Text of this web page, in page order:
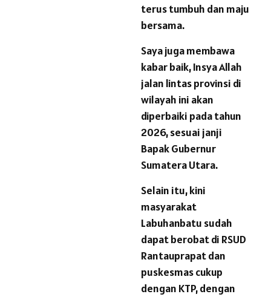
terus tumbuh dan maju
bersama.
Saya juga membawa
kabar baik, Insya Allah
jalan lintas provinsi di
wilayah ini akan
diperbaiki pada tahun
2026, sesuai janji
Bapak Gubernur
Sumatera Utara.
Selain itu, kini
masyarakat
Labuhanbatu sudah
dapat berobat di RSUD
Rantauprapat dan
puskesmas cukup
dengan KTP, dengan